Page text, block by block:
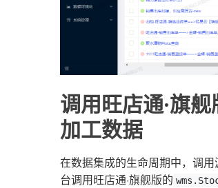
调用旺店通·旗
加工数据
在数据集成的生命周期中，调
台调用旺店通·旗舰版的